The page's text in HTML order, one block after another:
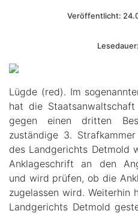
Veröffentlicht:
Lügde (red). Im
hat die
gegen einen dritten
zuständige 3.
des Landgerichts Detmold
Anklageschrift an den
und wird prüfen, ob die
zugelassen wird. Weiterhin
Landgerichts Detmold